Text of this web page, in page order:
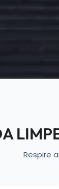
Respire